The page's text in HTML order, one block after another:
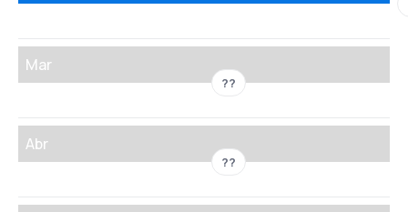
Mar
??
Abr
??